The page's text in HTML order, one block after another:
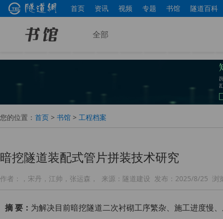
首页 资讯 视频 专题 书馆 隧道百科
全部
您的位置： 首页 > 书馆 > 工程档案
暗挖隧道装配式管片拼装技术研究
作者： ，宋丹，江帅，张运森， 来源： 隧道建设 发布： 2025/8/25 浏
摘 要： 为解决目前暗挖隧道二次衬砌工序繁杂、施工进度慢